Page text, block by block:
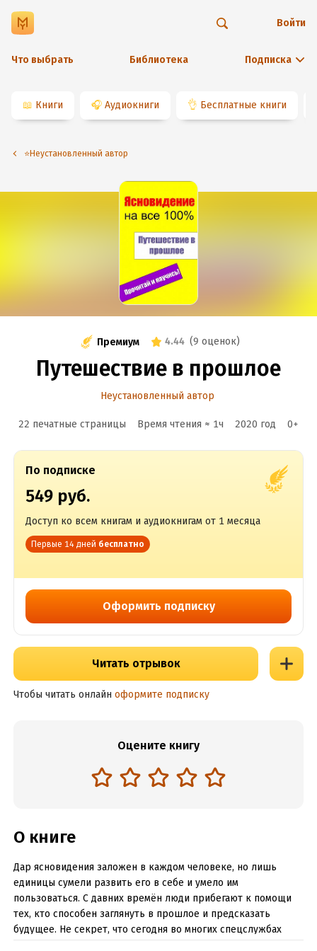
Что выбрать Библиотека Подписка
Войти
📖 Книги 🎧 Аудиокниги 👌 Бесплатные книги
⭐️Неустановленный автор
Премиум 4.44 (9 оценок)
Путешествие в прошлое
Неустановленный автор
22 печатные страницы Время чтения ≈ 1ч 2020 год 0+
По подписке
549 руб.
Доступ ко всем книгам и аудиокнигам от 1 месяца
Первые 14 дней бесплатно
Оформить подписку
Читать отрывок
Чтобы читать онлайн оформите подписку
Оцените книгу
О книге
Дар ясновидения заложен в каждом человеке, но лишь
единицы сумели развить его в себе и умело им
пользоваться. С давних времён люди прибегают к помощи
тех, кто способен заглянуть в прошлое и предсказать
будущее. Не секрет, что сегодня во многих спецслужбах